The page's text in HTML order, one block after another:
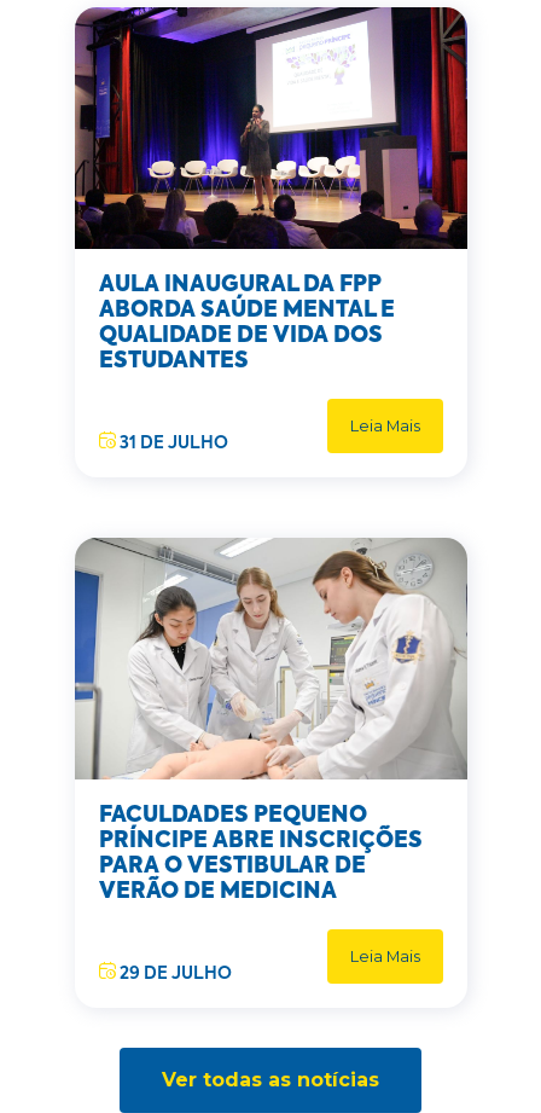
AULA INAUGURAL DA FPP
ABORDA SAÚDE MENTAL E
QUALIDADE DE VIDA DOS
ESTUDANTES
31 DE JULHO
Leia Mais
FACULDADES PEQUENO
PRÍNCIPE ABRE INSCRIÇÕES
PARA O VESTIBULAR DE
VERÃO DE MEDICINA
29 DE JULHO
Leia Mais
Ver todas as notícias